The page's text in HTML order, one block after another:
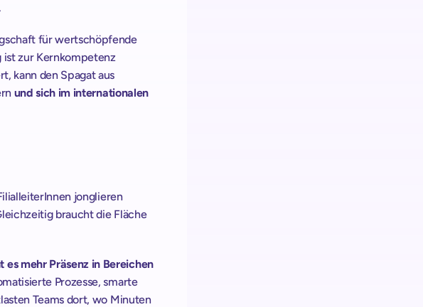
für wertschöpfende
zur Kernkompetenz
kann den Spagat aus
und sich im internationalen
jonglieren
braucht die Fläche
mehr Präsenz in Bereichen
Prozesse, smarte
Teams dort, wo Minuten